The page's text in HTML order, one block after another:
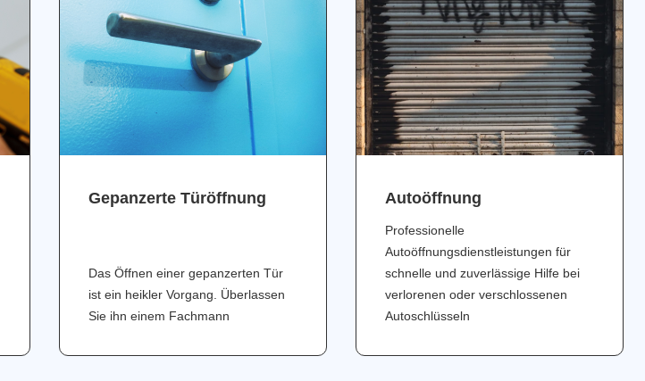
Gepanzerte Türöffnung
Das Öffnen einer gepanzerten Tür
ist ein heikler Vorgang. Überlassen
Sie ihn einem Fachmann
Аutoöffnung
Professionelle
Autoöffnungsdienstleistungen für
schnelle und zuverlässige Hilfe bei
verlorenen oder verschlossenen
Autoschlüsseln